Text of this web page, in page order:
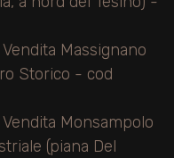
Massignano
Storico - cod
Monsampolo
(piana Del